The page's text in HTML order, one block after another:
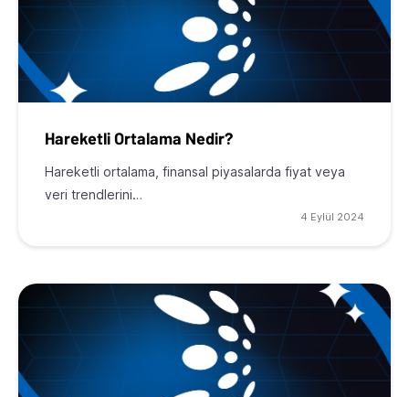
Hareketli Ortalama Nedir?
Hareketli ortalama, finansal piyasalarda fiyat veya
veri trendlerini…
4 Eylül 2024